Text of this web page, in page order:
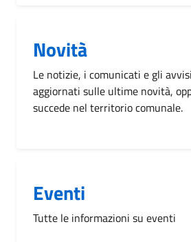
Novità
Le notizie, i comunicati e gli
aggiornati sulle ultime novità,
succede nel territorio comunale.
Eventi
Tutte le informazioni su eventi